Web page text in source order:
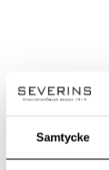
Samtycke